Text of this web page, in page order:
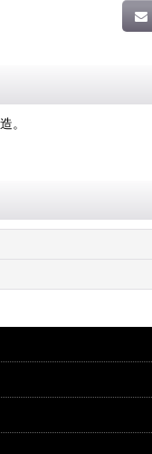
。